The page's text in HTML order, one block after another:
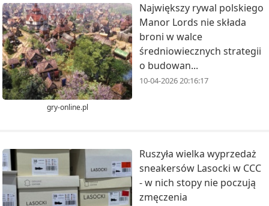
gry-online.pl
Największy rywal polskiego
Manor Lords nie składa
broni w walce
średniowiecznych strategii
o budowan...
10-04-2026 20:16:17
Ruszyła wielka wyprzedaż
sneakersów Lasocki w CCC
- w nich stopy nie poczują
zmęczenia